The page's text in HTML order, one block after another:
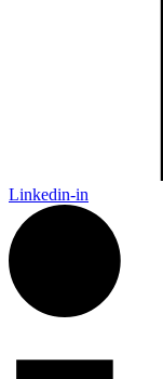
Linkedin-in